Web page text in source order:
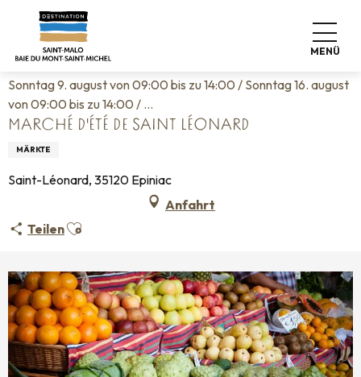
contenu
MENÜ
Startseite
Veranstaltungskalender
Marché d'été de Saint Léonard
Sonntag 9. august von 09:00 bis zu 14:00 / Sonntag 16. august
von 09:00 bis zu 14:00 / ...
MARCHÉ D'ÉTÉ DE SAINT LÉONARD
MÄRKTE
Saint-Léonard, 35120 Epiniac
Anfahrt
TeilenAjouter aux favoris